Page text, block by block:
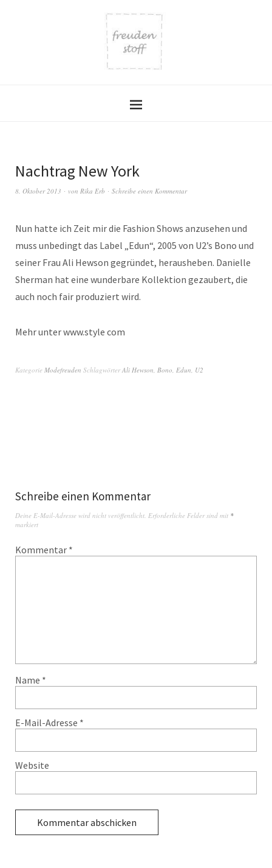
Nachtrag New York
8. Oktober 2013 von Rika Erb Schreibe einen Kommentar
Nun hatte ich Zeit mir die Fashion Shows anzusehen und
muss unbedingt das Label „Edun“, 2005 von U2’s Bono und
seiner Frau Ali Hewson gegründet, herausheben. Danielle
Sherman hat eine wunderbare Kollektion gezaubert, die
auch noch fair produziert wird.
Mehr unter www.style com
Kategorie Modefreuden SchlagwörterAli Hewson Bono Edun U2
Schreibe einen Kommentar
Deine E-Mail-Adresse wird nicht veröffentlicht. Erforderliche Felder sind mit *
markiert
Kommentar *
Name *
E-Mail-Adresse *
Website